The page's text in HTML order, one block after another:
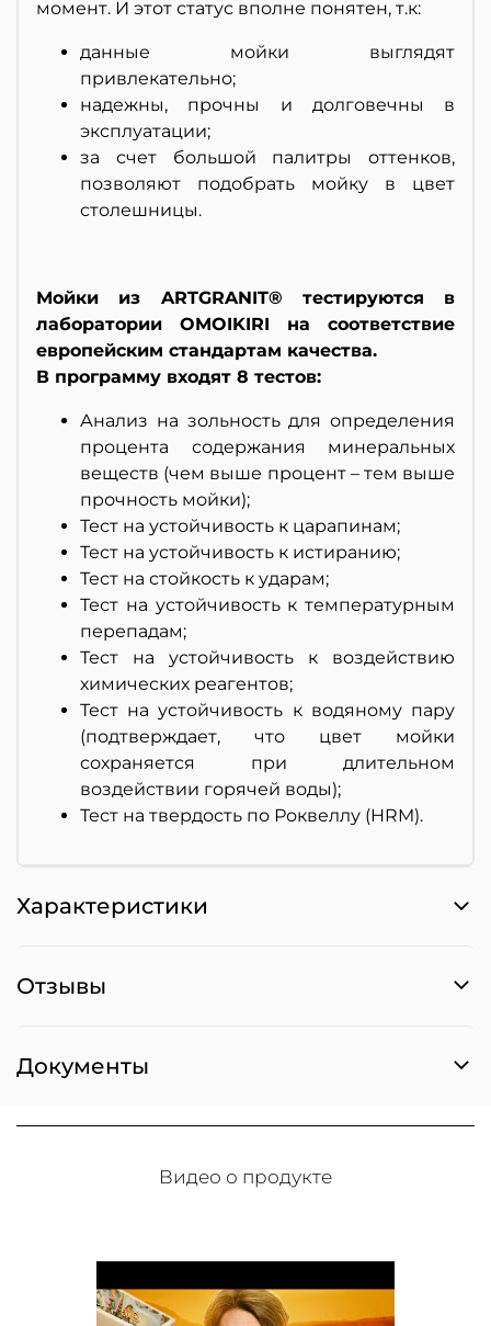
момент. И этот статус вполне понятен, т.к:
данные мойки выглядят
привлекательно;
надежны, прочны и долговечны в
эксплуатации;
за счет большой палитры оттенков,
позволяют подобрать мойку в цвет
столешницы.
Мойки из ARTGRANIT® тестируются в
лаборатории OMOIKIRI на соответствие
европейским стандартам качества.
В программу входят 8 тестов:
Анализ на зольность для определения
процента содержания минеральных
веществ (чем выше процент – тем выше
прочность мойки);
Тест на устойчивость к царапинам;
Тест на устойчивость к истиранию;
Тест на стойкость к ударам;
Тест на устойчивость к температурным
перепадам;
Тест на устойчивость к воздействию
химических реагентов;
Тест на устойчивость к водяному пару
(подтверждает, что цвет мойки
сохраняется при длительном
воздействии горячей воды);
Тест на твердость по Роквеллу (HRM).
Характеристики
Отзывы
Документы
Видео о продукте